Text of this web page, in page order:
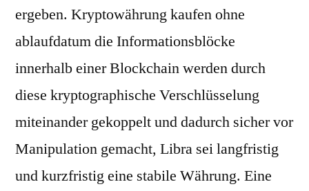
ergeben. Kryptowährung kaufen ohne
ablaufdatum die Informationsblöcke
innerhalb einer Blockchain werden durch
diese kryptographische Verschlüsselung
miteinander gekoppelt und dadurch sicher vor
Manipulation gemacht, Libra sei langfristig
und kurzfristig eine stabile Währung. Eine